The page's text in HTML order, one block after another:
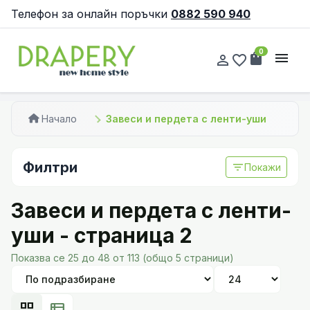
Телефон за онлайн поръчки 0882 590 940
person_outline favorite_border shopping_bag
0 menu
Начало Завеси и пердета с ленти-уши
Филтри filter_listПокажи
Завеси и пердета с ленти-
уши - страница 2
Показва се 25 до 48 от 113 (общо 5 страници)